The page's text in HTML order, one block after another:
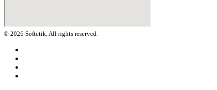
© 2026 Softetik. All rights reserved.